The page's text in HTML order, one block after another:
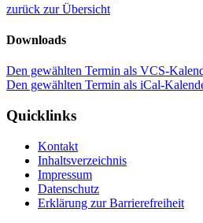
zurück zur Übersicht
Downloads
Den gewählten Termin als VCS-
Den gewählten Termin als iCal-
Quicklinks
Kontakt
Inhaltsverzeichnis
Impressum
Datenschutz
Erklärung zur Barrierefreiheit